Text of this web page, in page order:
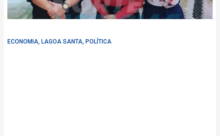
ECONOMIA, LAGOA SANTA, POLÍTICA